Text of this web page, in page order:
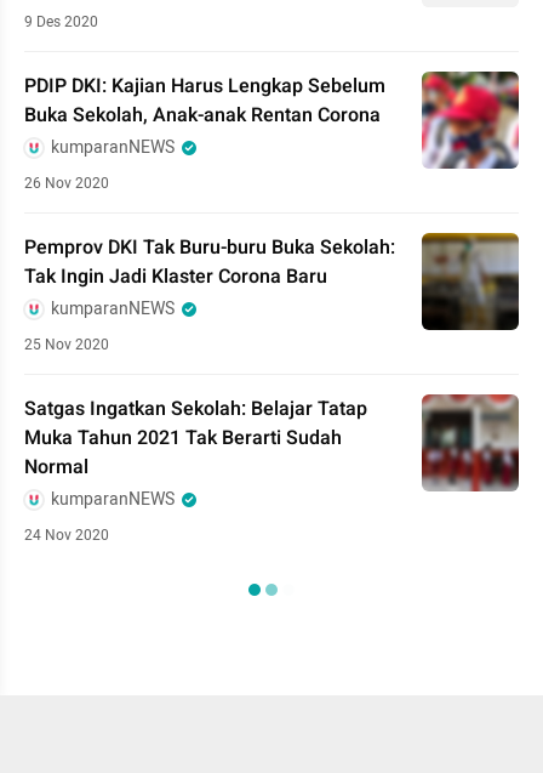
9 Des 2020
PDIP DKI: Kajian Harus Lengkap Sebelum
Buka Sekolah, Anak-anak Rentan Corona
kumparanNEWS
26 Nov 2020
Pemprov DKI Tak Buru-buru Buka Sekolah:
Tak Ingin Jadi Klaster Corona Baru
kumparanNEWS
25 Nov 2020
Satgas Ingatkan Sekolah: Belajar Tatap
Muka Tahun 2021 Tak Berarti Sudah
Normal
kumparanNEWS
24 Nov 2020